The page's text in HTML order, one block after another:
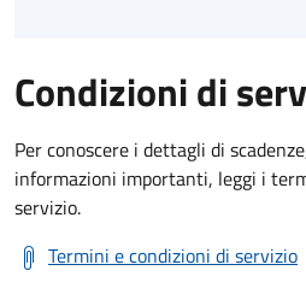
Condizioni di
Per conoscere i dettagli di
informazioni importanti, leggi i
servizio.
Termini e condizioni di servizio